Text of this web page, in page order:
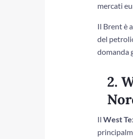
mercati
Il Brent è
del
domanda
2.
Il West